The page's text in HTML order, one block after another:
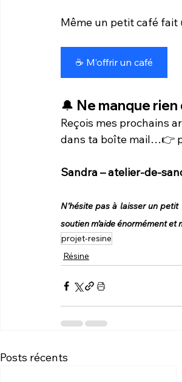
Même un petit café fait
☕ M’offrir un café
🔔 Ne manque
Reçois mes prochains
dans ta boîte mail…👉
Sandra – atelier-de-
N’hésite pas à laisser un
soutien m’aide énormément
projet-resine
Résine
Posts récents